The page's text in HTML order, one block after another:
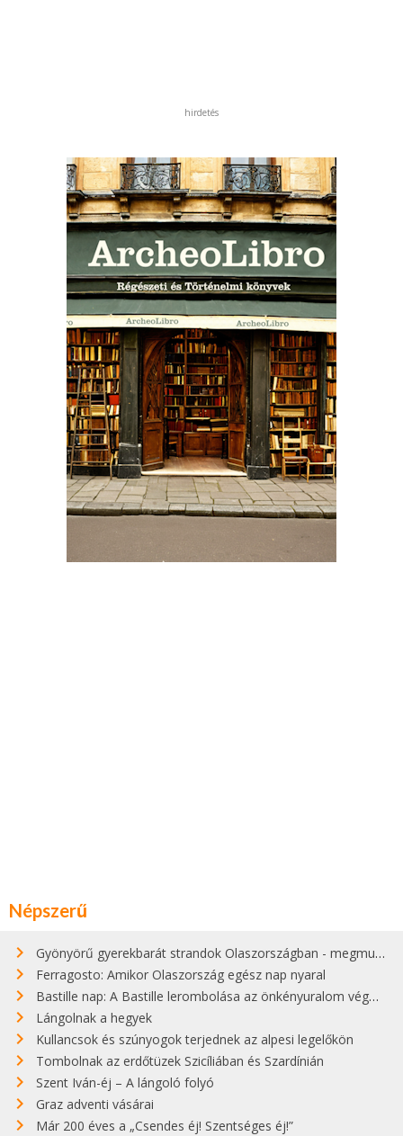
hirdetés
Népszerű
Gyönyörű gyerekbarát strandok Olaszországban - megmutatjuk a 15 legjobbat
Ferragosto: Amikor Olaszország egész nap nyaral
Bastille nap: A Bastille lerombolása az önkényuralom végét jelentette
Lángolnak a hegyek
Kullancsok és szúnyogok terjednek az alpesi legelőkön
Tombolnak az erdőtüzek Szicíliában és Szardínián
Szent Iván-éj – A lángoló folyó
Graz adventi vásárai
Már 200 éves a „Csendes éj! Szentséges éj!”